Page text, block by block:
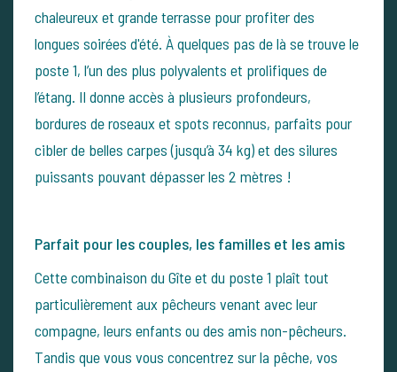
chaleureux et grande terrasse pour profiter des
longues soirées d'été. À quelques pas de là se trouve le
poste 1, l’un des plus polyvalents et prolifiques de
l’étang. Il donne accès à plusieurs profondeurs,
bordures de roseaux et spots reconnus, parfaits pour
cibler de belles carpes (jusqu’à 34 kg) et des silures
puissants pouvant dépasser les 2 mètres !
Parfait pour les couples, les familles et les amis
Cette combinaison du Gîte et du poste 1 plaît tout
particulièrement aux pêcheurs venant avec leur
compagne, leurs enfants ou des amis non-pêcheurs.
Tandis que vous vous concentrez sur la pêche, vos